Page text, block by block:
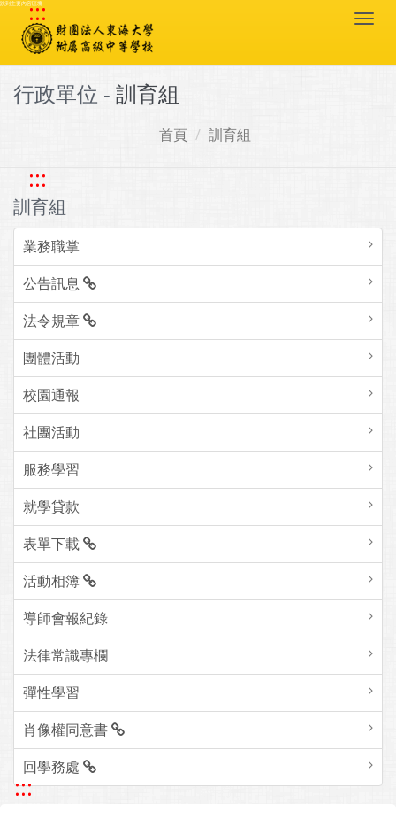
跳到主要內容區塊
:::
行政單位 - 訓育組
首頁 訓育組
:::
訓育組
業務職掌
公告訊息
法令規章
團體活動
校園通報
社團活動
服務學習
就學貸款
表單下載
活動相簿
導師會報紀錄
法律常識專欄
彈性學習
肖像權同意書
回學務處
:::